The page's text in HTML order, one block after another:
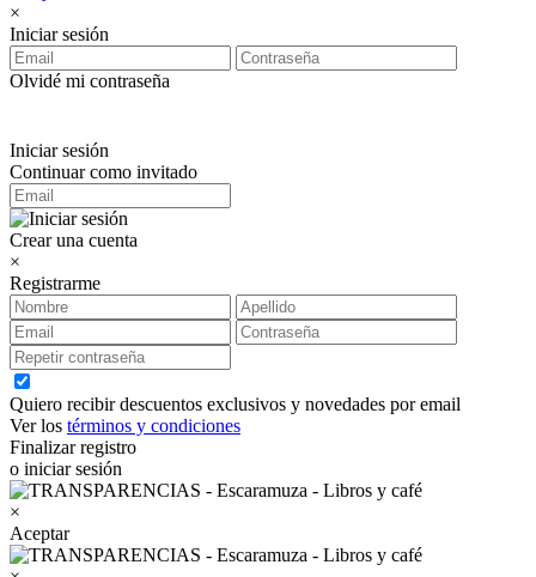
×
Iniciar sesión
Olvidé mi contraseña
Iniciar sesión
Continuar como invitado
Crear una cuenta
×
Registrarme
Quiero recibir descuentos exclusivos y novedades por email
Ver los términos y condiciones
Finalizar registro
o iniciar sesión
×
Aceptar